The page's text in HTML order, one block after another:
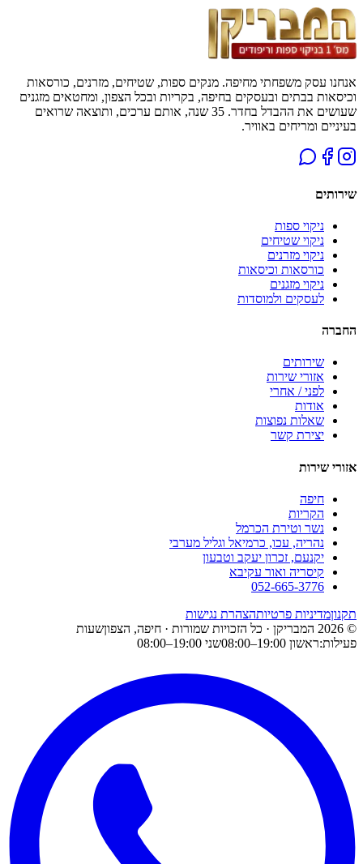
אנחנו עסק משפחתי מחיפה. מנקים ספות, שטיחים, מזרנים, כורסאות
וכיסאות בבתים ובעסקים בחיפה, בקריות ובכל הצפון, ומחטאים מזגנים
שעושים את ההבדל בחדר. 35 שנה, אותם ערכים, ותוצאה שרואים
בעיניים ומריחים באוויר.
שירותים
ניקוי ספות
ניקוי שטיחים
ניקוי מזרנים
כורסאות וכיסאות
ניקוי מזגנים
לעסקים ולמוסדות
החברה
שירותים
אזורי שירות
לפני / אחרי
אודות
שאלות נפוצות
יצירת קשר
אזורי שירות
חיפה
הקריות
נשר וטירת הכרמל
נהריה, עכו, כרמיאל וגליל מערבי
יקנעם, זכרון יעקב וטבעון
קיסריה ואור עקיבא
052-665-3776
תקנוןמדיניות פרטיותהצהרת נגישות
©
2026 המבריקן · כל הזכויות שמורות · חיפה, הצפוןשעות
פעילות:ראשון 08:00–19:00 שני 08:00–19:00